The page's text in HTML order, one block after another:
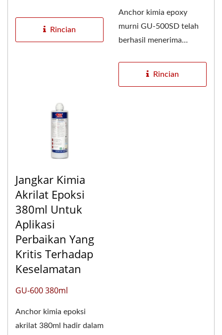
Rincian
Anchor kimia epoxy
murni GU-500SD telah
berhasil menerima
Rincian
Jangkar Kimia
Akrilat Epoksi
380ml Untuk
Aplikasi
Perbaikan Yang
Kritis Terhadap
Keselamatan
GU-600 380ml
Anchor kimia epoksi
akrilat 380ml hadir dalam